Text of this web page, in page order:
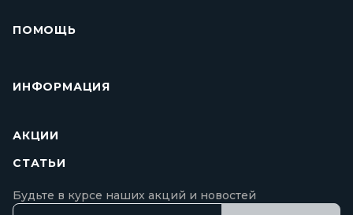
ПОМОЩЬ
ИНФОРМАЦИЯ
АКЦИИ
СТАТЬИ
Будьте в курсе наших акций и новостей